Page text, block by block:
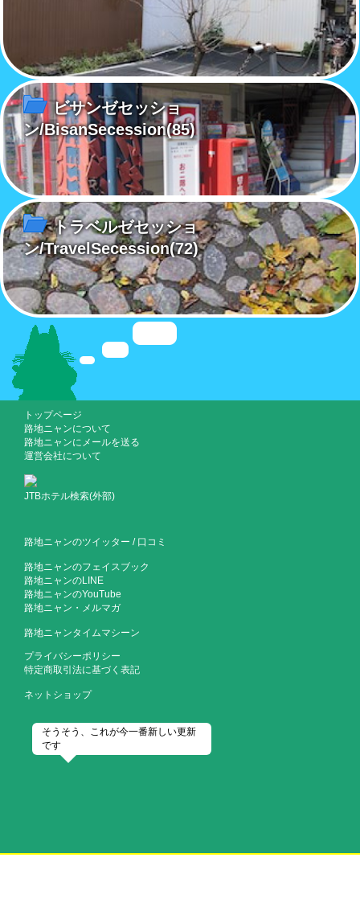
ビサンゼセッショ
ン/BisanSecession(85)
トラベルゼセッショ
ン/TravelSecession(72)
トップページ
路地ニャンについて
路地ニャンにメールを送る
運営会社について
JTBホテル検索(外部)
路地ニャンのツイッター / 口コミ
路地ニャンのフェイスブック
路地ニャンのLINE
路地ニャンのYouTube
路地ニャン・メルマガ
路地ニャンタイムマシーン
プライバシーポリシー
特定商取引法に基づく表記
ネットショップ
そうそう、これが今一番新しい更新
です